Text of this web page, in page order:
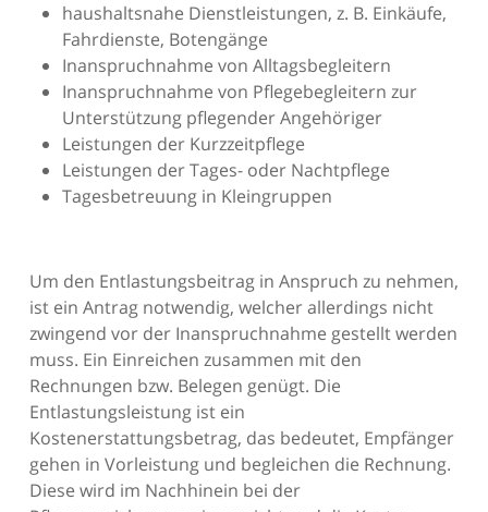
haushaltsnahe Dienstleistungen, z. B. Einkäufe,
Fahrdienste, Botengänge
Inanspruchnahme von Alltagsbegleitern
Inanspruchnahme von Pflegebegleitern zur
Unterstützung pflegender Angehöriger
Leistungen der Kurzzeitpflege
Leistungen der Tages- oder Nachtpflege
Tagesbetreuung in Kleingruppen
Um den Entlastungsbeitrag in Anspruch zu nehmen,
ist ein Antrag notwendig, welcher allerdings nicht
zwingend vor der Inanspruchnahme gestellt werden
muss. Ein Einreichen zusammen mit den
Rechnungen bzw. Belegen genügt. Die
Entlastungsleistung ist ein
Kostenerstattungsbetrag, das bedeutet, Empfänger
gehen in Vorleistung und begleichen die Rechnung.
Diese wird im Nachhinein bei der